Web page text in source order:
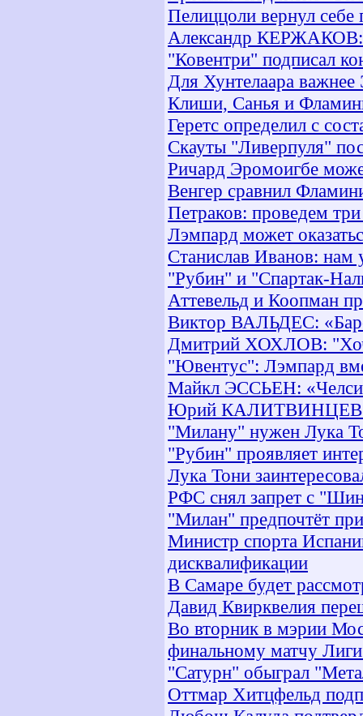
Пелиццоли вернул
Александр КЕРЖАКОВ:
"Ковентри" подписал
Для Хунтелаара
Клиши, Санья и
Геретс определил с
Скауты "Ливерпуля"
Ричард Эромоигбе
Венгер сравнил
Петраков: проведем
Лэмпард может
Станислав Иванов: нам
"Рубин" и "Спартак-
Аттевельд и Коопман
Виктор ВАЛЬДЕС:
Дмитрий ХОХЛОВ:
"Ювентус": Лэмпард
Майкл ЭССЬЕН:
Юрий КАЛИТВИНЦЕВ:
"Милану" нужен Лука
"Рубин" проявляет
Лука Тони
РФС снял запрет с
"Милан" предпочтёт
Министр спорта
дисквалификации
В Самаре будет
Давид Квирквелия
Во вторник в мэрии
финальному матчу
"Сатурн" обыграл
Оттмар Хитцфельд